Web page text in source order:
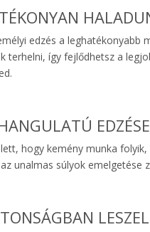
edzés a leghatékonyabb
terhelni, így fejlődhetsz a
.
hogy kemény munka
unalmas súlyok emelgetése
LESZEL